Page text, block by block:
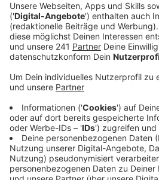
Ausweichstätten angewiesen.
Veröffentlicht:Montag, 20.11.2023
Anzeige
Bayer 04 springt hier nach
„Wir sind froh, ein kleines
senden zu können“, sagt Bayer
Fernando Carro. Für viele
zurzeit im Rheinland ihre zweite